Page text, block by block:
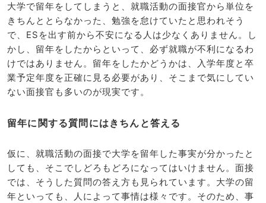
大学で留年をしてしまうと、就職活動の面接官から単位を
きちんととらなかった、勉強を怠けていたと思われそう
で、ESを出す前から不安になる人は少なくありません。し
かし、留年をしたからといって、必ず就職が不利になるわ
けではありません。留年をしたかどうかは、入学年度と卒
業予定年度を正確に見る必要があり、そこまで気にしてい
ない面接官も多いのが現実です。
留年に関する質問にはきちんと答える
仮に、就職活動の面接で大学を留年した事実が分かったと
しても、そこでしどろもどろになってはいけません。面接
では、そうした質問の答え方も見られています。大学の留
年といっても、人によって事情は様々です。そのため、事